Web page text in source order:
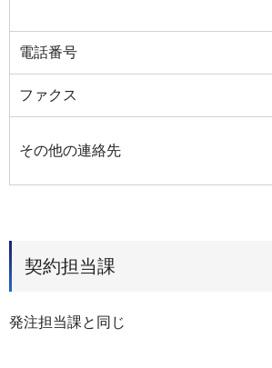
電話番号
ファクス
その他の連絡先
契約担当課
発注担当課と同じ